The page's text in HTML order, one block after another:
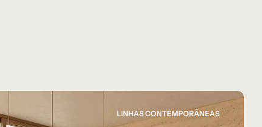
LINHAS CONTEMPORÂNEAS